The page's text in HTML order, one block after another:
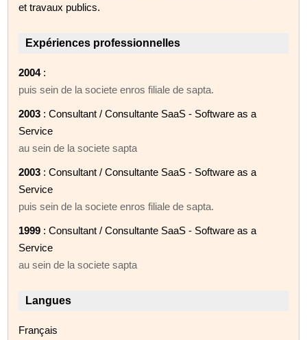
et travaux publics.
Expériences professionnelles
2004:
puis sein de la societe enros filiale de sapta.
2003 : Consultant / Consultante SaaS - Software as a
Service
au sein de la societe sapta
2003 : Consultant / Consultante SaaS - Software as a
Service
puis sein de la societe enros filiale de sapta.
1999 : Consultant / Consultante SaaS - Software as a
Service
au sein de la societe sapta
Langues
Français